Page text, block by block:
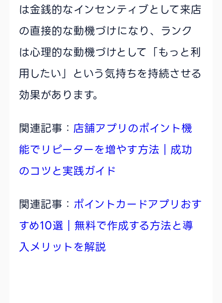
は金銭的なインセンティブとして来店
の直接的な動機づけになり、ランク
は心理的な動機づけとして「もっと利
用したい」という気持ちを持続させる
効果があります。
関連記事： 店舗アプリのポイント機
能でリピーターを増やす方法｜成功
のコツと実践ガイド
関連記事： ポイントカードアプリおす
すめ10選｜無料で作成する方法と導
入メリットを解説